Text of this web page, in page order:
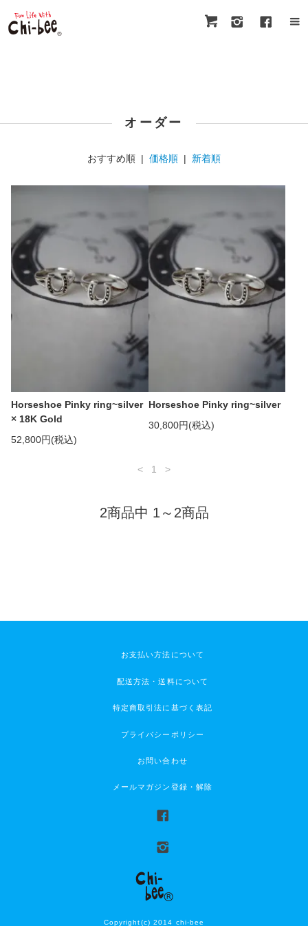
オーダー
おすすめ順 | 価格順 | 新着順
Horseshoe Pinky ring~silver
× 18K Gold
52,800円(税込)
Horseshoe Pinky ring~silver
30,800円(税込)
< 1 >
2商品中 1～2商品
お支払い方法について
配送方法・送料について
特定商取引法に基づく表記
プライバシーポリシー
お問い合わせ
メールマガジン登録・解除
Copyright(c) 2014 chi-bee